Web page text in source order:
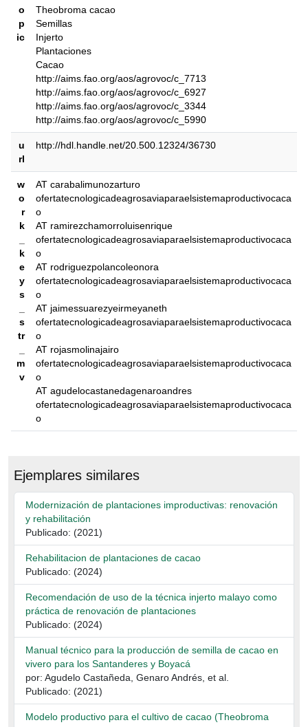
o
p
ic
Theobroma cacao
Semillas
Injerto
Plantaciones
Cacao
http://aims.fao.org/aos/agrovoc/c_7713
http://aims.fao.org/aos/agrovoc/c_6927
http://aims.fao.org/aos/agrovoc/c_3344
http://aims.fao.org/aos/agrovoc/c_5990
u
rl
http://hdl.handle.net/20.500.12324/36730
w
o
r
k
k
e
y
s
s
tr
m
v
AT carabalimunozarturo
ofertatecnologicadeagrosaviaparaelsistemaproductivocaca
o
AT ramirezchamorroluisenrique
ofertatecnologicadeagrosaviaparaelsistemaproductivocaca
o
AT rodriguezpolancoleonora
ofertatecnologicadeagrosaviaparaelsistemaproductivocaca
o
AT jaimessuarezyeirmeyaneth
ofertatecnologicadeagrosaviaparaelsistemaproductivocaca
o
AT rojasmolinajairo
ofertatecnologicadeagrosaviaparaelsistemaproductivocaca
o
AT agudelocastanedagenaroandres
ofertatecnologicadeagrosaviaparaelsistemaproductivocaca
o
Ejemplares similares
Modernización de plantaciones improductivas: renovación
y rehabilitación
Publicado: (2021)
Rehabilitacion de plantaciones de cacao
Publicado: (2024)
Recomendación de uso de la técnica injerto malayo como
práctica de renovación de plantaciones
Publicado: (2024)
Manual técnico para la producción de semilla de cacao en
vivero para los Santanderes y Boyacá
por: Agudelo Castañeda, Genaro Andrés, et al.
Publicado: (2021)
Modelo productivo para el cultivo de cacao (Theobroma